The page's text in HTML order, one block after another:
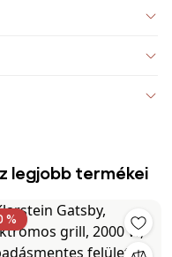
legjobb termékei
%